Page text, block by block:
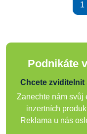
1
Podnikáte
Chcete
Zanechte nám svůj
inzertních
Reklama u nás